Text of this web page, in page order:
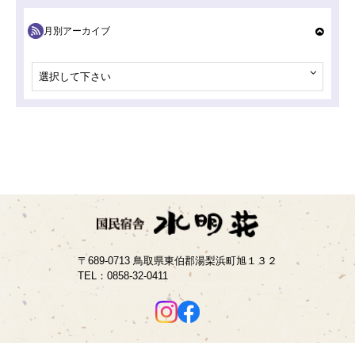
月別アーカイブ
選択して下さい
〒689-0713 鳥取県東伯郡湯梨浜町旭１３２
TEL： 0858-32-0411